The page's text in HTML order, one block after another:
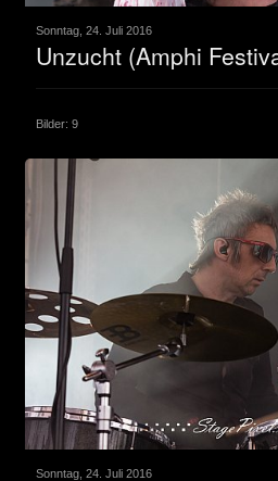
Sonntag, 24. Juli 2016
Unzucht (Amphi
Bilder: 9
Sonntag, 24. Juli 2016